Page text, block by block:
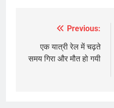
navigation
Previous:
एक यात्री रेल में चढ़ते
समय गिरा और मौत हो गयी